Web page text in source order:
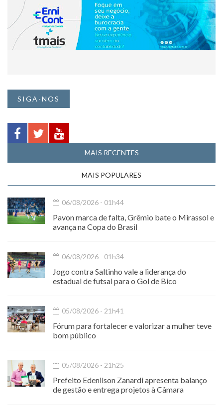
SIGA-NOS
MAIS RECENTES
MAIS POPULARES
06/08/2026 - 01h44
Pavon marca de falta, Grêmio bate o Mirassol e
avança na Copa do Brasil
06/08/2026 - 01h34
Jogo contra Saltinho vale a liderança do
estadual de futsal para o Gol de Bico
05/08/2026 - 21h41
Fórum para fortalecer e valorizar a mulher teve
bom público
05/08/2026 - 21h25
Prefeito Edenilson Zanardi apresenta balanço
de gestão e entrega projetos à Câmara